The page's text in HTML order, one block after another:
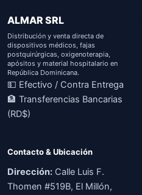
ALMAR SRL
Distribución y venta directa de
dispositivos médicos, fajas
postquirúrgicas, oxigenoterapia,
apósitos y material hospitalario en
República Dominicana.
💵 Efectivo / Contra Entrega
🏦 Transferencias Bancarias
(RD$)
Contacto & Ubicación
Dirección: Calle Luis F.
Thomen #519B, El Millón,